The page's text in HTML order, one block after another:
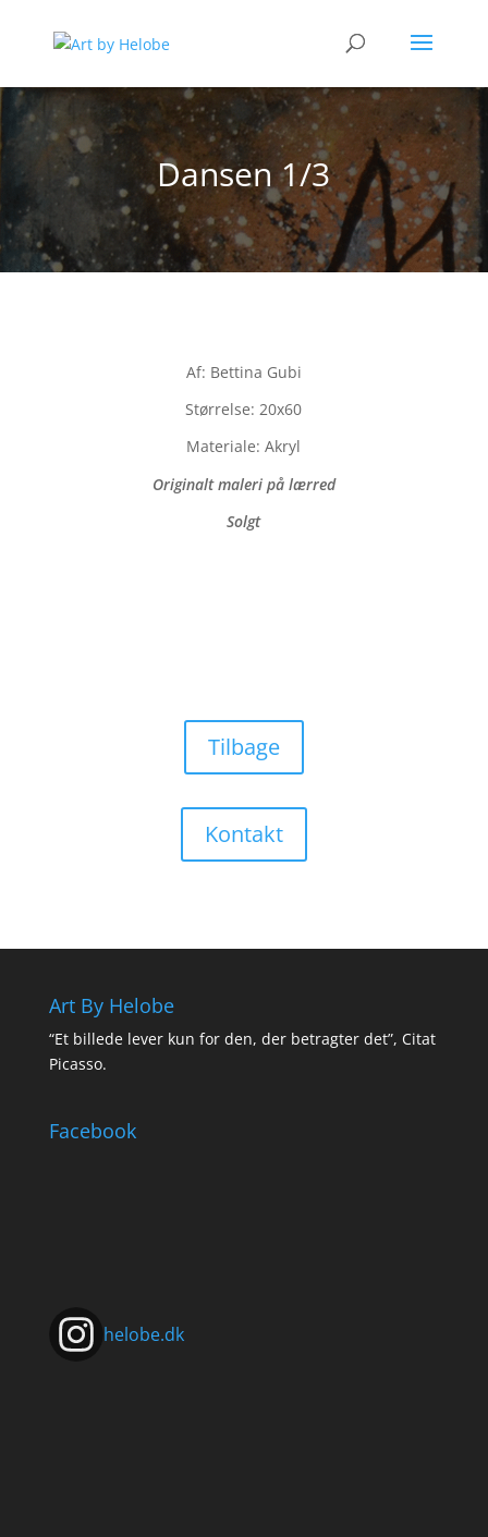
Dansen 1/3
Af: Bettina Gubi
Størrelse: 20x60
Materiale: Akryl
Originalt maleri på lærred
Solgt
Tilbage
Kontakt
Art By Helobe
“Et billede lever kun for den, der betragter det”, Citat
Picasso.
Facebook
helobe.dk